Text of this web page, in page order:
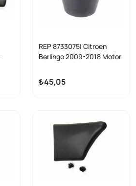
REP 8733075| Citroen
Berlingo 2009-2018 Motor
Yansanayi
₺45,05